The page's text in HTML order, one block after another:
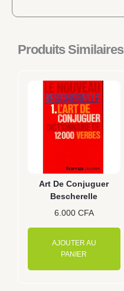
Produits Similaires
Art De Conjuguer
Bescherelle
6.000 CFA
AJOUTER AU
PANIER